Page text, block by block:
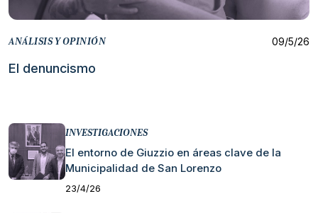
ANÁLISIS Y OPINIÓN 09/5/26
El denuncismo
INVESTIGACIONES
El entorno de Giuzzio en áreas clave de la
Municipalidad de San Lorenzo
23/4/26